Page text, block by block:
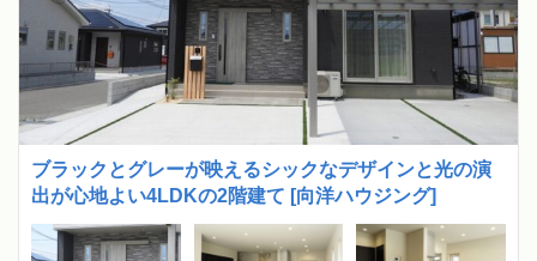
ブラックとグレーが映えるシックなデザインと光の演
出が心地よい4LDKの2階建て [向洋ハウジング]